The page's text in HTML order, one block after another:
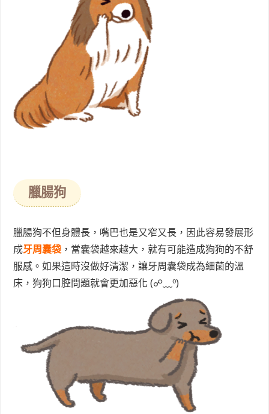
臘腸狗
臘腸狗不但身體長，嘴巴也是又窄又長，因此容易發展形
成牙周囊袋，當囊袋越來越大，就有可能造成狗狗的不舒
服感。如果這時沒做好清潔，讓牙周囊袋成為細菌的溫
床，狗狗口腔問題就會更加惡化 (☍﹏⁰)